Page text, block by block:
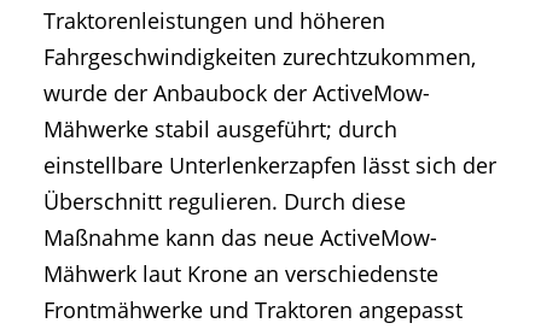
Traktorenleistungen und höheren
Fahrgeschwindigkeiten zurechtzukommen,
wurde der Anbaubock der ActiveMow-
Mähwerke stabil ausgeführt; durch
einstellbare Unterlenkerzapfen lässt sich der
Überschnitt regulieren. Durch diese
Maßnahme kann das neue ActiveMow-
Mähwerk laut Krone an verschiedenste
Frontmähwerke und Traktoren angepasst